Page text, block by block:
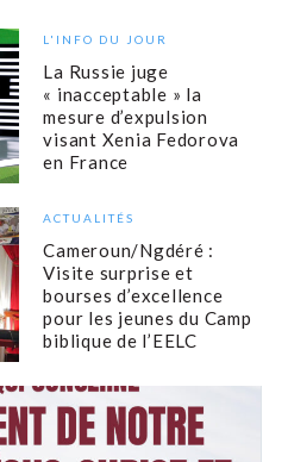
L'INFO DU JOUR
La Russie juge
« inacceptable » la
mesure d’expulsion
visant Xenia Fedorova
en France
ACTUALITÉS
Cameroun/Ngdéré :
Visite surprise et
bourses d’excellence
pour les jeunes du Camp
biblique de l’EELC